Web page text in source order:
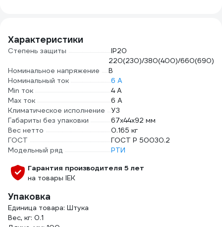
Характеристики
Степень защиты IP20
Номинальное напряжение
220(230)/380(400)/660(690)
В
Номинальный ток
6 А
Min ток
4 А
Max ток
6 А
Климатическое исполнение
УЗ
Габариты без упаковки
67x44x92 мм
Вес нетто
0.165 кг
ГОСТ
ГОСТ Р 50030.2
Модельный ряд
РТИ
Гарантия производителя 5 лет
на товары IEK
Упаковка
Единица товара: Штука
Вес, кг: 0.1